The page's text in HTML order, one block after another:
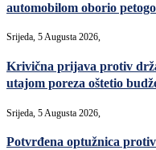
automobilom oborio
Srijeda, 5 Augusta 2026,
Krivična prijava protiv
utajom poreza oštetio
Srijeda, 5 Augusta 2026,
Potvrđena optužnica